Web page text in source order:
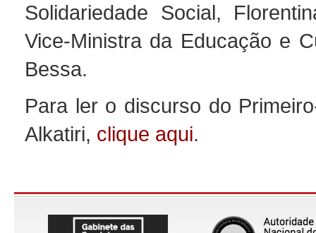
Solidariedade Social,
Vice-Ministra da Educação e
Bessa.
Para ler o discurso do
Alkatiri, clique aqui.